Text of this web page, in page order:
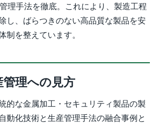
理手法を徹底。これにより、製造工程
し、ばらつきのない高品質な製品を安
制を整えています。
理への見方
的な金属加工・セキュリティ製品の製
動化技術と生産管理手法の融合事例と